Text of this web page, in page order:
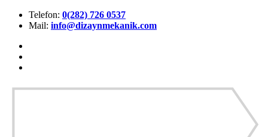
Telefon: 0(282) 726 0537
Mail: info@dizaynmekanik.com